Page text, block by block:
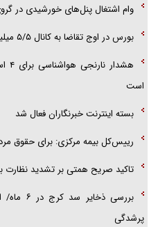
وام اشتغال پنل‌های خورشیدی در
بورس در اوج تقاضا به کانال ۵/۵ میلیون واحد رسید
است
بسته اینترنت خبرنگاران فعال شد
رییس‌کل بیمه مرکزی: برای حقوق
تاکید صریح همتی بر تشدید نظارت
پرشدگی